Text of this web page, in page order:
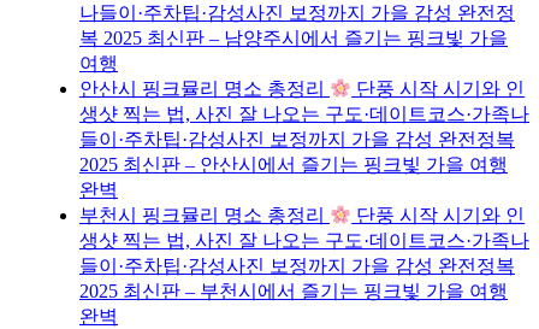
나들이·주차팁·감성사진 보정까지 가을 감성 완전정
복 2025 최신판 – 남양주시에서 즐기는 핑크빛 가을
여행
안산시 핑크뮬리 명소 총정리
단풍 시작 시기와 인
생샷 찍는 법, 사진 잘 나오는 구도·데이트코스·가족나
들이·주차팁·감성사진 보정까지 가을 감성 완전정복
2025 최신판 – 안산시에서 즐기는 핑크빛 가을 여행
완벽
부천시 핑크뮬리 명소 총정리
단풍 시작 시기와 인
생샷 찍는 법, 사진 잘 나오는 구도·데이트코스·가족나
들이·주차팁·감성사진 보정까지 가을 감성 완전정복
2025 최신판 – 부천시에서 즐기는 핑크빛 가을 여행
완벽